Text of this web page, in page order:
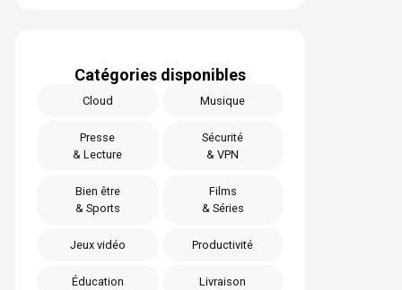
Catégories disponibles
Cloud Musique
Presse
& Lecture
Sécurité
& VPN
Bien être
& Sports
Films
& Séries
Jeux vidéo Productivité
Éducation Livraison